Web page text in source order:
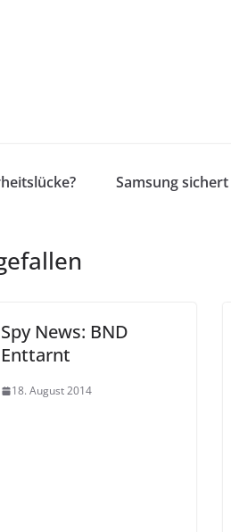
Samsung
Spy News: BND
Enttarnt
18. August 2014